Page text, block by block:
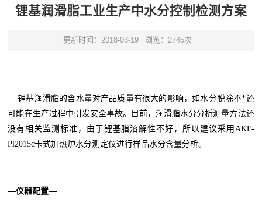
锂基润滑脂工业生产中水分控制检测方案
更新时间：2018-03-19 浏览：2745次
锂基润滑脂的含水量对产品质量有很大的影响，如水分脱除不*还
可能在生产过程中引发安全事故。目前，润滑脂水分分析测量方法还
没有相关监测标准，由于锂基脂溶解性不好，所以建议采用AKF-
Pl2015c卡式加热炉水分测定仪进行样品水分含量分析。
—仪器配置—